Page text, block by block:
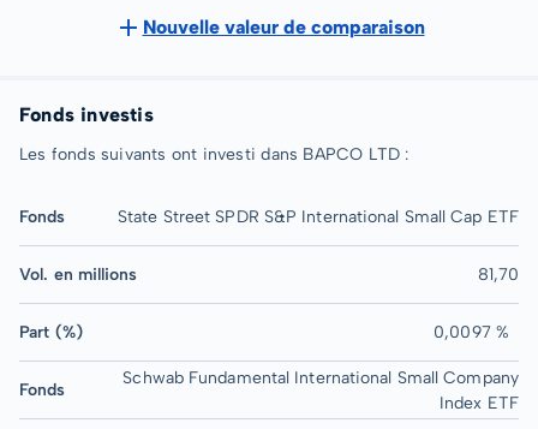
Nouvelle valeur de comparaison
Fonds investis
Les fonds suivants ont investi dans BAPCO LTD :
Fonds State Street SPDR S&P International Small Cap ETF
Vol. en millions 81,70
Part (%) 0,0097 %
Fonds
Schwab Fundamental International Small Company
Index ETF